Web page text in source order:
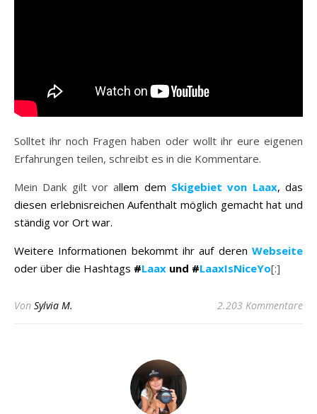
Solltet ihr noch Fragen haben oder wollt ihr eure eigenen
Erfahrungen teilen, schreibt es in die Kommentare.
Mein Dank gilt vor allem dem Skigebiet von Laax, das
diesen erlebnisreichen Aufenthalt möglich gemacht hat und
ständig vor Ort war.
Weitere Informationen bekommt ihr auf deren Webseite
oder über die Hashtags #Laax und #LaaxIsNiceYo[:]
Von Sylvia M. 2.203 Kommentare